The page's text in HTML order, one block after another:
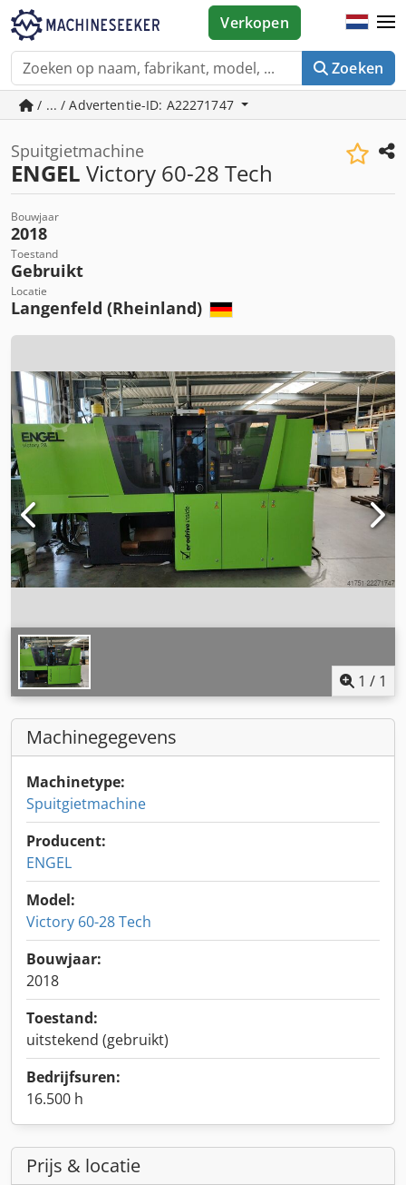
Zoeken
Verkopen
/ ... / Advertentie-ID: A22271747
Spuitgietmachine
ENGEL Victory 60-28 Tech
Bouwjaar
2018
Toestand
Gebruikt
Locatie
Langenfeld (Rheinland)
1 / 1
Machinegegevens
Machinetype:
Spuitgietmachine
Producent:
ENGEL
Model:
Victory 60-28 Tech
Bouwjaar:
2018
Toestand:
uitstekend (gebruikt)
Bedrijfsuren:
16.500 h
Prijs & locatie